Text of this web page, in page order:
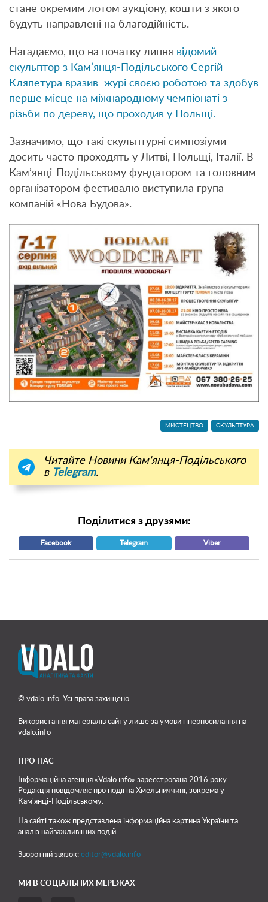
стане окремим лотом аукціону, кошти з якого
будуть направлені на благодійність.
Нагадаємо, що на початку липня відомий
скульптор з Кам’янця-Подільського Сергій
Кляпетура вразив журі своєю роботою та здобув
перше місце на міжнародному чемпіонаті з
різьби по дереву, що проходив у Польщі.
Зазначимо, що такі скульптурні симпозіуми
досить часто проходять у Литві, Польщі, Італії. В
Кам’янці-Подільському фундатором та головним
організатором фестивалю виступила група
компаній «Нова Будова».
МИСТЕЦТВО СКУЛЬПТУРА
Читайте Новини Кам'янця-Подільського
в Telegram.
Поділитися з друзями:
Facebook Telegram Viber
© vdalo.info. Усі права захищено.
Використання матеріалів сайту лише за умови гіперпосилання на
vdalo.info
ПРО НАС
Інформаційна агенція «Vdalo.info» зареєстрована 2016 року.
Редакція повідомляє про події на Хмельниччині, зокрема у
Кам'янці-Подільському.
На сайті також представлена інформаційна картина України та
аналіз найважливіших подій.
Зворотній звязок: editor@vdalo.info
МИ В СОЦІАЛЬНИХ МЕРЕЖАХ